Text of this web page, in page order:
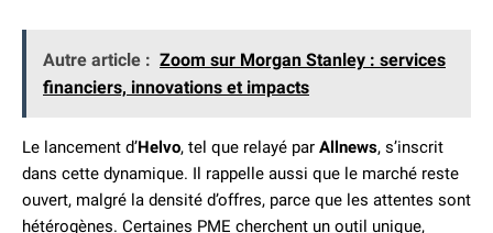
Autre article : Zoom sur Morgan Stanley : services
financiers, innovations et impacts
Le lancement d’Helvo, tel que relayé par Allnews, s’inscrit
dans cette dynamique. Il rappelle aussi que le marché reste
ouvert, malgré la densité d’offres, parce que les attentes sont
hétérogènes. Certaines PME cherchent un outil unique,